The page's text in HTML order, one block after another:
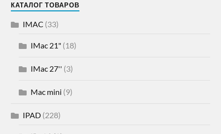
КАТАЛОГ ТОВАРОВ
IMAC (33)
IMac 21" (18)
IMac 27'' (3)
Mac mini (9)
IPAD (228)